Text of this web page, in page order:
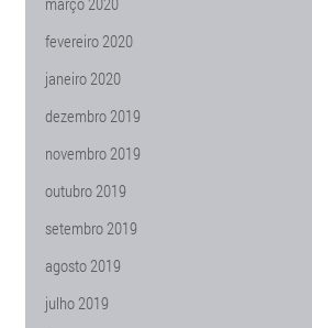
fevereiro 2020
janeiro 2020
dezembro 2019
novembro 2019
outubro 2019
setembro 2019
agosto 2019
julho 2019